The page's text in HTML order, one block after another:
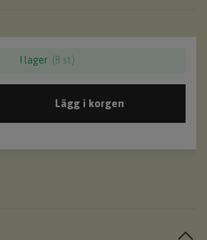
I lager (8 st)
Lägg i korgen